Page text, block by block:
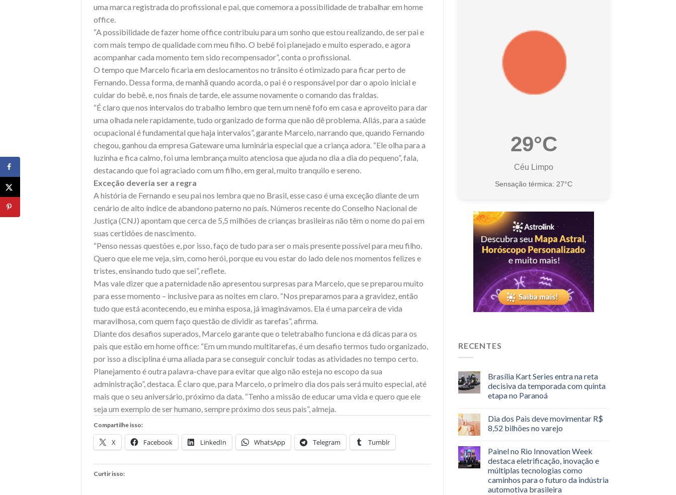
uma marca registrada do profissional e pai, que comemora a possibilidade de trabalhar em home
office.
“A possibilidade de fazer home office contribuiu para um sonho que estou realizando, de ser pai e
com mais tempo de qualidade com meu filho. O bebê foi planejado e muito esperado, e agora
acompanhar cada momento tem sido recompensador”, conta o profissional.
O tempo que Marcelo ficaria em deslocamentos no trânsito é otimizado para ficar perto de
Fernando. Dessa forma, de manhã quando acorda, o pai é o responsável por dar o apoio inicial e
cuidar do bebê, e, nos finais de tarde, ele assume novamente o comando das fraldas.
“É claro que nos intervalos do trabalho lembro que tem um nenê fofo em casa e aproveito para dar
uma olhada nele rapidamente, tudo organizado de forma que não dê problema. Aliás, para a saúde
ocupacional é fundamental que haja intervalos”, garante Marcelo, narrando que, quando Fernando
chegou, ganhou da empresa Gateware uma luminária especial que a criança adora. “Ele olha para a
luzinha e fica calmo, foi uma lembrança muito atenciosa que ajuda no dia a dia do pequeno”, fala,
destacando que foi agraciado com um filho, em geral, muito tranquilo e sereno.
Exceção deveria ser a regra
A história de Fernando e seu pai nos lembra que no Brasil, esse caso é uma exceção diante de um
cenário de alto índice de abandono paterno no país. Números recente do Conselho Nacional de
Justiça (CNJ) apontam que cerca de 5,5 milhões de crianças brasileiras não têm o nome do pai em
suas certidões de nascimento.
“Penso nessas questões e, por isso, faço de tudo para ser o mais presente possível para meu filho.
Quero que ele me veja, sim, como herói, porque eu vou estar do lado dele nos momentos felizes e
tristes, ensinando tudo que sei”, reflete.
Mas vale dizer que a paternidade não apresentou surpresas para Marcelo, que se preparou muito
para esse momento – inclusive para as noites em claro. “Nos preparamos para a gravidez, então
tudo que está acontecendo, eu e minha esposa, já imaginávamos. Ela é uma parceira de vida
maravilhosa, com quem faço questão de dividir as tarefas”, afirma.
Diante dos desafios superados, Marcelo garante que o teletrabalho funciona e dá dicas para os
pais que estão em home office: “Em um mundo multitarefas, é um desafio termos tudo organizado,
por isso a disciplina é uma aliada para se conseguir concluir todas as atividades no tempo certo.
Planejamento é outra palavra-chave para evitar que algo não esteja no escopo da sua
administração”, destaca. É claro que, para Marcelo, o primeiro dia dos pais será muito especial, até
mais que o seu aniversário, próximo da data. “Tenho a missão de educar uma vida e quero que ele
seja um exemplo de ser humano, sempre próximo dos seus pais”, almeja.
Compartilhe isso:
X Facebook LinkedIn WhatsApp Telegram Tumblr
Curtir isso:
29°C
Céu Limpo
Sensação térmica: 27°C
RECENTES
Brasília Kart Series entra na reta
decisiva da temporada com quinta
etapa no Paranoá
Dia dos Pais deve movimentar R$
8,52 bilhões no varejo
Painel no Rio Innovation Week
destaca eletrificação, inovação e
múltiplas tecnologias como
caminhos para o futuro da indústria
automotiva brasileira